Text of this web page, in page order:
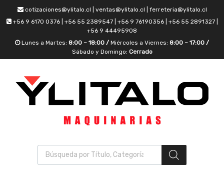
cotizaciones@ylitalo.cl | ventas@ylitalo.cl | ferreteria@ylitalo.cl
+56 9 6170 0376 | +56 55 2389547 | +56 9 76190356 | +56 55 2891327 |
+56 9 44495908
Lunes a Martes: 8:00 – 18:00 / Miércoles a Viernes: 8:00 – 17:00 /
Sábado y Domingo: Cerrado